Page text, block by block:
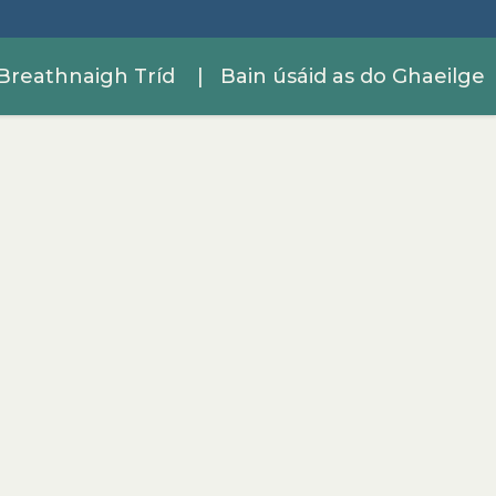
Tríd | Bain úsáid as do Ghaeilge